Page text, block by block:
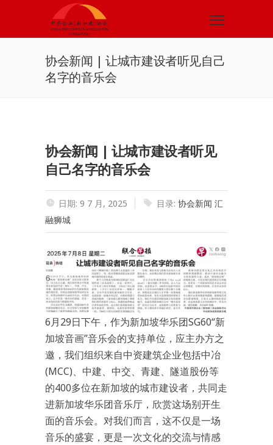
协会新闻 | 让城市建设者听见自己
名字的音乐会
协会新闻 | 让城市建设者听见
自己名字的音乐会
日期: 9 7 月, 2025 目录: 协会新闻 汇
融狮城
6月29日下午，作为新加坡华乐团SG60“新
加坡音画”音乐会的支持单位，应主办方之
邀，我们组织来自中资建筑企业包括中冶
(MCC)、中建、中交、青建、隧道股份等
的400多位在新加坡的城市建设者，共同走
进新加坡华乐团音乐厅，欣赏这场别开生
面的音乐会。对我们而言，这不仅是一场
音乐的盛宴，更是一次文化的交流与情感